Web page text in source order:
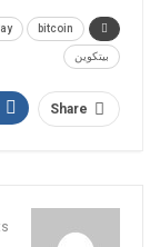
bitcoin
بيتكوين
Share